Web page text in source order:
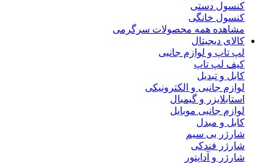
کنسول دستی
کنسول خانگی
مشاهده همه محصولات سرگرمی
کالای دیجیتال
لپ تاپ و لوازم جانبی
کیف لپ تاپ
کابل و تبدیل
لوازم جانبی و الکترونیکی
استابلایزر و گیمبال
لوازم جانبی موبایل
کابل و مبدل
شارژر بی سیم
شارژر فندکی
شارژر و آداپتور